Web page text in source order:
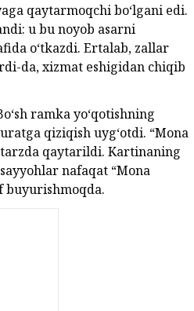
qaytarmoqchi bo‘lgani edi.
u bu noyob asarni
o‘tkazdi. Ertalab, zallar
da, xizmat eshigidan chiqib
ramka yo‘qotishning
qiziqish uyg‘otdi. “Mona
qaytarildi. Kartinaning
nafaqat “Mona
buyurishmoqda.